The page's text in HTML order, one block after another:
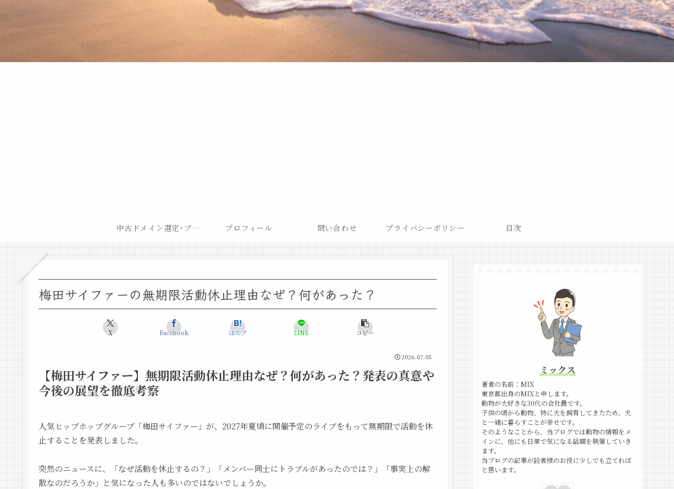
中古ドメイン選定･ブログ開設後最短での収益化戦略 プロフィール 問い合わせ プライバシーポリシー 目次
梅田サイファーの無期限活動休止理由なぜ？何があった？
X Facebook はてブ LINE コピー
2026.07.05
【梅田サイファー】無期限活動休止理由なぜ？何があった？発表の真意や
今後の展望を徹底考察
人気ヒップホップグループ「梅田サイファー」が、2027年夏頃に開催予定のライブをもって無期限で活動を休
止することを発表しました。
突然のニュースに、「なぜ活動を休止するの？」「メンバー同士にトラブルがあったのでは？」「事実上の解
散なのだろうか」と気になった人も多いのではないでしょうか。
ミックス
著者の名前：MIX
東京都出身のMIXと申します。
動物が大好きな30代の会社員です。
子供の頃から動物、特に犬を飼育してきたため、犬
と一緒に暮らすことが幸せです。
そのようなことから、当ブログでは動物の情報をメ
インに、他にも日常で気になる話題を執筆していき
ます。
当ブログの記事が読者様のお役に少しでも立てれば
と思います。